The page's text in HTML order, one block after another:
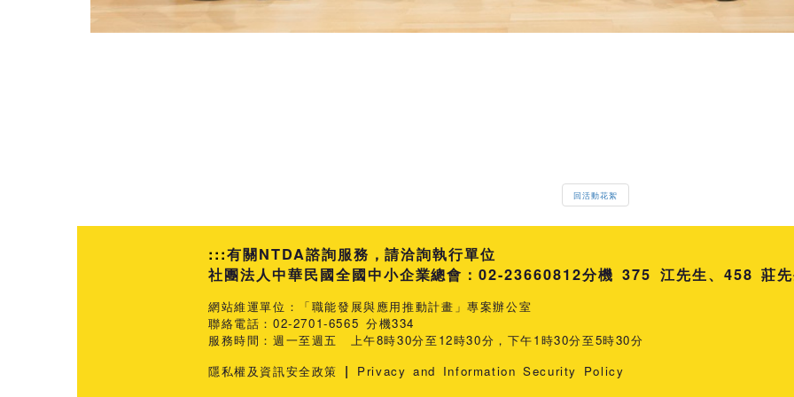
回活動花絮
:::有關NTDA諮詢服務，請洽詢執行單位
社團法人中華民國全國中小企業總會：02-23660812分機 375 江先生 458 莊
網站維運單位：「職能發展與應用推動計畫」專案辦公室
聯絡電話：02-2701-6565 分機334
服務時間：週一至週五 上午8時30分至12時30分，下午1時30分至5時30分
隱私權及資訊安全政策 | Privacy and Information Security Policy